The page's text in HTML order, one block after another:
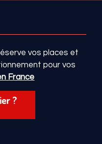
vos places et
pour vos
France
?